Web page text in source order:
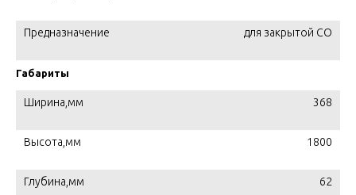
Предназначение для закрытой СО
Габариты
Ширина,мм 368
Высота,мм 1800
Глубина,мм 62